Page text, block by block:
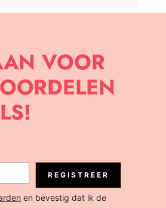
TRENDS EN KORTINGEN TE
REGISTREER
en bevestig dat ik de